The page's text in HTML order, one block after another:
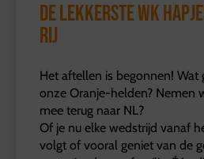
De lekkerste WK
rij
Het aftellen is begonnen!
onze Oranje-helden? Nemen
mee terug naar NL?
Of je nu elke wedstrijd vanaf
volgt of vooral geniet van de